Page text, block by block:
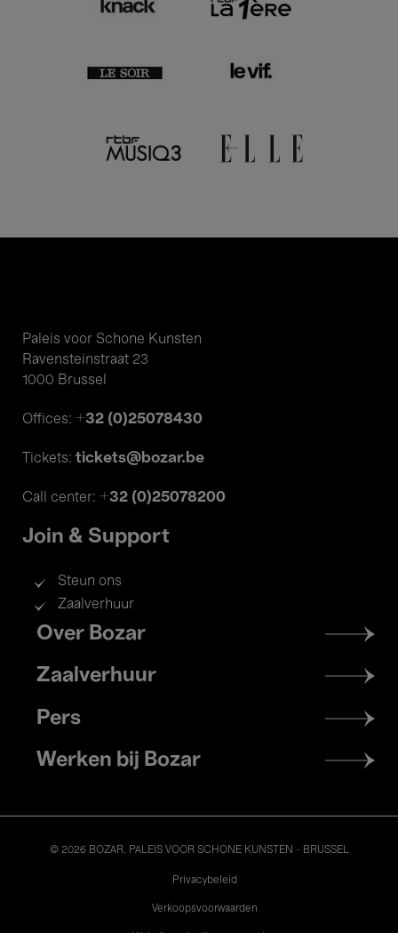
Paleis voor Schone Kunsten
Ravensteinstraat 23
1000 Brussel
Offices: +32 (0)25078430
Tickets: tickets@bozar.be
Call center: +32 (0)25078200
Join & Support
Steun ons
Zaalverhuur
Footer
menu
Over Bozar
Zaalverhuur
Pers
Werken bij Bozar
© 2026 BOZAR. PALEIS VOOR SCHONE KUNSTEN - BRUSSEL
Privacybeleid
Verkoopsvoorwaarden